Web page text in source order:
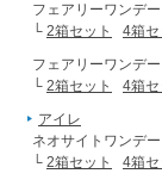
フェアリーワンデ
└ 2箱セット 4箱セ
フェアリーワンデ
└ 2箱セット 4箱セ
アイレ
ネオサイトワンデ
└ 2箱セット 4箱セ